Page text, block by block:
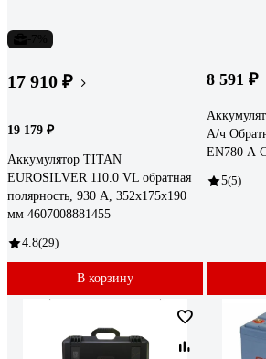
17 910 ₽
19 179 ₽
Аккумулятор TITAN
EUROSILVER 110.0 VL обратная
полярность, 930 А, 352x175x190
мм 4607008881455
4.8(29)
В корзину
8 591 ₽
А/ч
EN780 А
5(5)